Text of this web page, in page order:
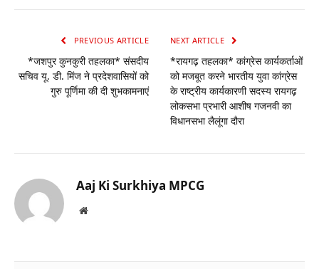
PREVIOUS ARTICLE
*जशपुर कुनकुरी तहलका* संसदीय
सचिव यू. डी. मिंज ने प्रदेशवासियों को
गुरु पूर्णिमा की दी शुभकामनाएं
NEXT ARTICLE
*रायगढ़ तहलका* कांग्रेस कार्यकर्ताओं
को मजबूत करने भारतीय युवा कांग्रेस
के राष्ट्रीय कार्यकारणी सदस्य रायगढ़
लोकसभा प्रभारी आशीष गजनवी का
विधानसभा लैलूंगा दौरा
Aaj Ki Surkhiya MPCG
Website